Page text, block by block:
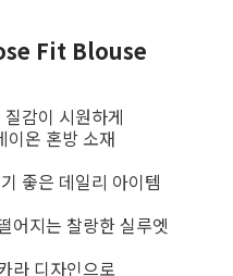
Fit Blouse
감이 시원하게
이온 혼방 소재
좋은 데일리 아이템
어지는 찰랑한 실루엣
라 디자인으로